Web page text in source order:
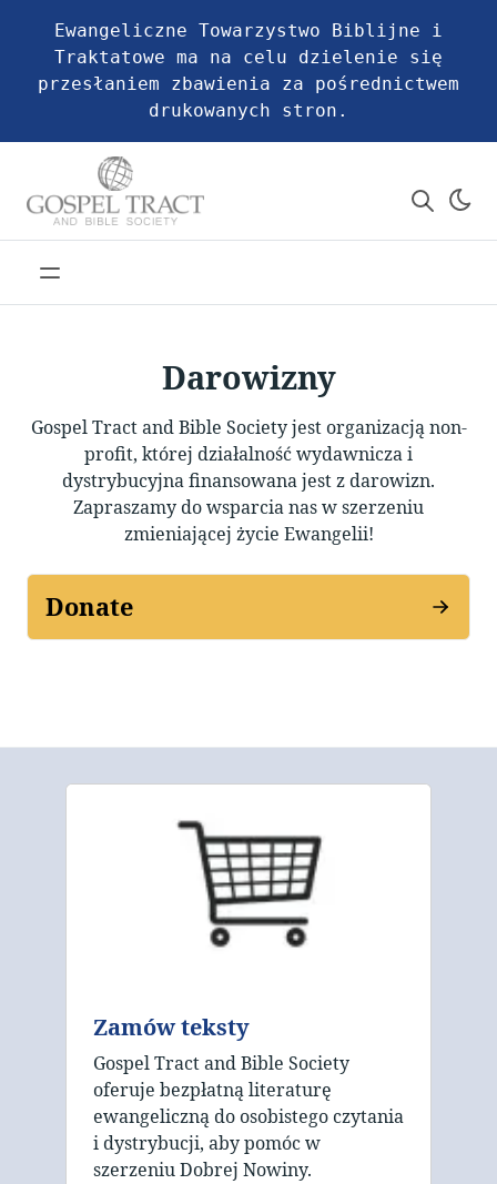
Ewangeliczne Towarzystwo Biblijne i
Traktatowe ma na celu dzielenie się
przesłaniem zbawienia za pośrednictwem
drukowanych stron.
Darowizny
Gospel Tract and Bible Society jest organizacją non-
profit, której działalność wydawnicza i
dystrybucyjna finansowana jest z darowizn.
Zapraszamy do wsparcia nas w szerzeniu
zmieniającej życie Ewangelii!
Donate
Zamów teksty
Gospel Tract and Bible Society
oferuje bezpłatną literaturę
ewangeliczną do osobistego czytania
i dystrybucji, aby pomóc w
szerzeniu Dobrej Nowiny.